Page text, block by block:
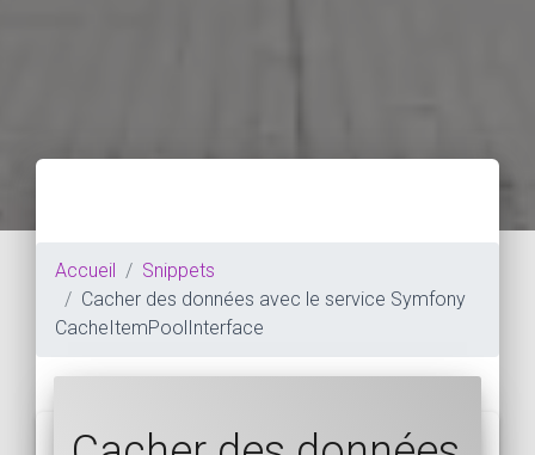
Accueil
Snippets
Cacher des données avec le service Symfony
CacheItemPoolInterface